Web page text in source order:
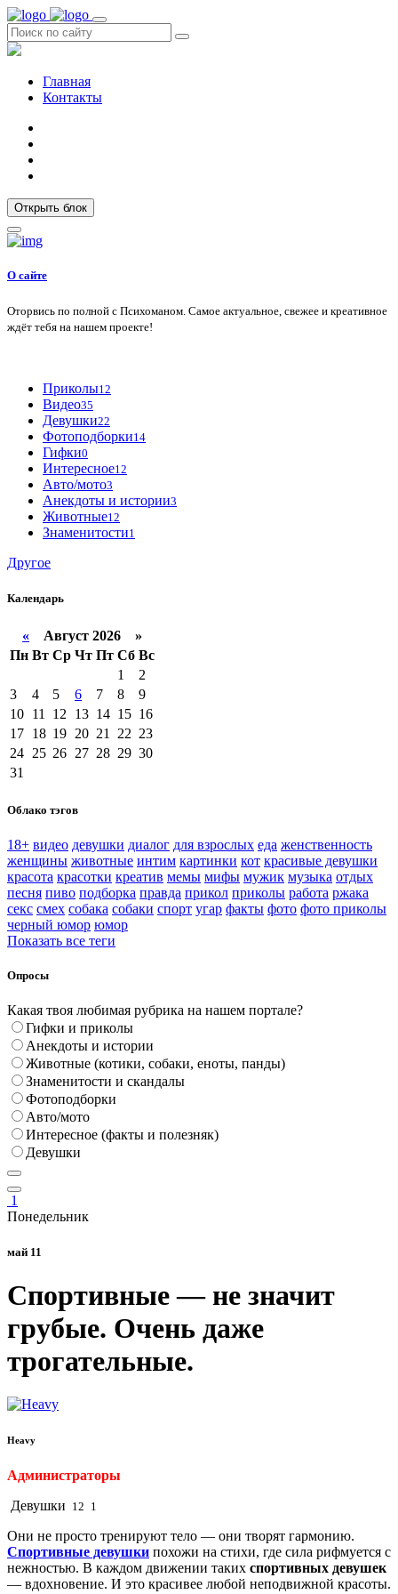
Главная
Контакты
Открыть блок
О сайте
Оторвись по полной с Психоманом. Самое актуальное, свежее и креативное
ждёт тебя на нашем проекте!
Приколы12
Видео35
Девушки22
Фотоподборки14
Гифки0
Интересное12
Авто/мото3
Анекдоты и истории3
Животные12
Знаменитости1
Другое
Календарь
« Август 2026 »
Пн Вт Ср Чт Пт Сб Вс
1
2
3
4 5 6 7 8
9
10 11 12 13 14 15 16
17 18 19 20 21 22 23
24 25 26 27 28 29 30
31
Облако тэгов
18+ видео девушки диалог для взрослых еда женственность
женщины животные интим картинки кот красивые девушки
красота красотки креатив мемы мифы мужик музыка отдых
песня пиво подборка правда прикол приколы работа ржака
секс смех собака собаки спорт угар факты фото фото приколы
черный юмор юмор
Показать все теги
Опросы
Какая твоя любимая рубрика на нашем портале?
Гифки и приколы
Анекдоты и истории
Животные (котики, собаки, еноты, панды)
Знаменитости и скандалы
Фотоподборки
Авто/мото
Интересное (факты и полезняк)
Девушки
1
Понедельник
май 11
Спортивные — не значит
грубые. Очень даже
трогательные.
Heavy
Администраторы
Девушки
12 1
Они не просто тренируют тело — они творят гармонию.
Спортивные девушки похожи на стихи, где сила рифмуется с
нежностью. В каждом движении таких спортивных девушек
— вдохновение. И это красивее любой неподвижной красоты.